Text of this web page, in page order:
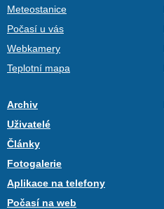
Meteostanice
Počasí u vás
Webkamery
Teplotní mapa
Archiv
Uživatelé
Články
Fotogalerie
Aplikace na telefony
Počasí na web